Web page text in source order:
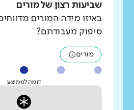
שביעות רצון של מורים
באיזו מידה המורים
סיפוק מעבודתם?
מורים
דומה לממוצע